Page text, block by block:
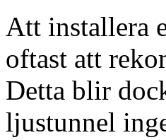
Att installera
oftast att
Detta blir
ljustunnel